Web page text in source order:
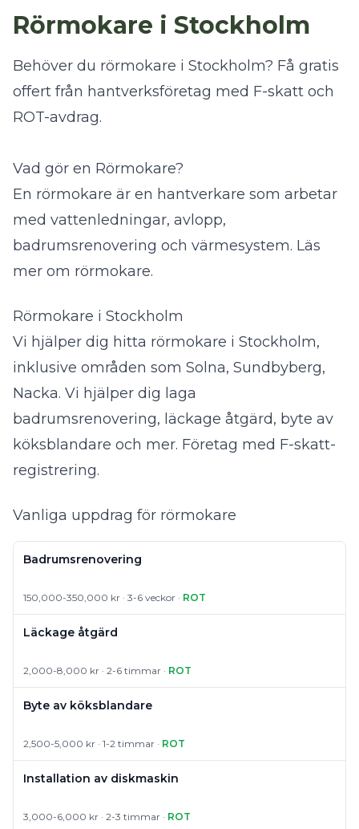
Rörmokare i Stockholm
Behöver du rörmokare i Stockholm? Få gratis
offert från hantverksföretag med F-skatt och
ROT-avdrag.
Vad gör en Rörmokare?
En rörmokare är en hantverkare som arbetar
med vattenledningar, avlopp,
badrumsrenovering och värmesystem. Läs
mer om rörmokare.
Rörmokare i Stockholm
Vi hjälper dig hitta rörmokare i Stockholm,
inklusive områden som Solna, Sundbyberg,
Nacka. Vi hjälper dig laga
badrumsrenovering, läckage åtgärd, byte av
köksblandare och mer. Företag med F-skatt-
registrering.
Vanliga uppdrag för rörmokare
Badrumsrenovering
150,000-350,000 kr · 3-6 veckor · ROT
Läckage åtgärd
2,000-8,000 kr · 2-6 timmar · ROT
Byte av köksblandare
2,500-5,000 kr · 1-2 timmar · ROT
Installation av diskmaskin
3,000-6,000 kr · 2-3 timmar · ROT